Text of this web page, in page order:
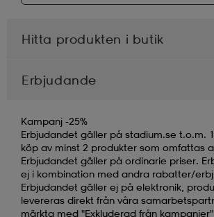
Hitta produkten i butik
Erbjudande
Kampanj -25%
Erbjudandet gäller på stadium.se t.o.m.
köp av minst 2 produkter som omfattas
Erbjudandet gäller på ordinarie priser.
ej i kombination med andra rabatter/
Erbjudandet gäller ej på elektronik,
levereras direkt från våra
märkta med "Exkluderad från kampanjer",